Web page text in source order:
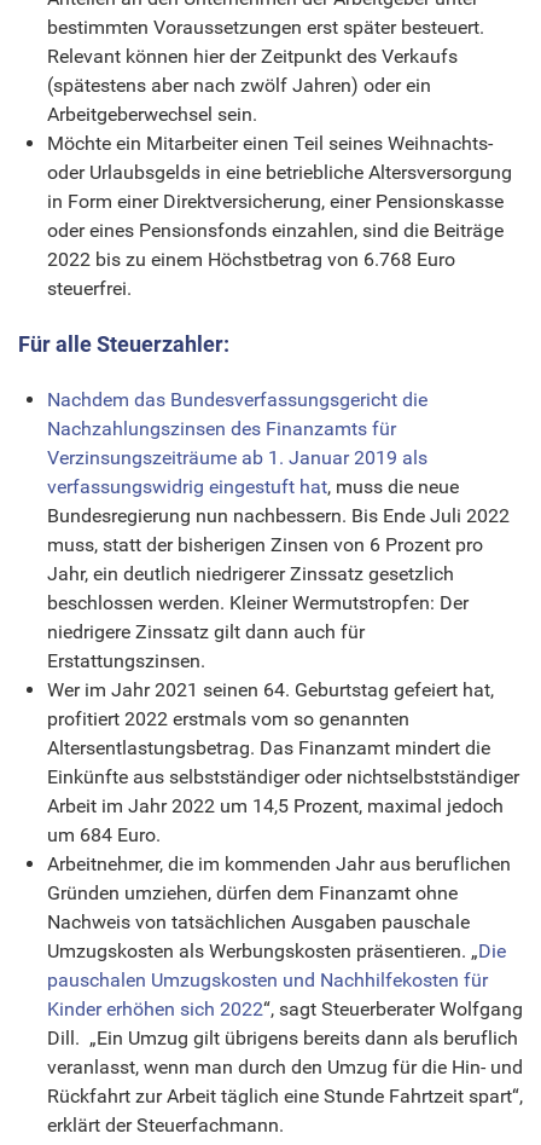
bestimmten Voraussetzungen erst später besteuert.
Relevant können hier der Zeitpunkt des Verkaufs
(spätestens aber nach zwölf Jahren) oder ein
Arbeitgeberwechsel sein.
Möchte ein Mitarbeiter einen Teil seines Weihnachts-
oder Urlaubsgelds in eine betriebliche Altersversorgung
in Form einer Direktversicherung, einer Pensionskasse
oder eines Pensionsfonds einzahlen, sind die Beiträge
2022 bis zu einem Höchstbetrag von 6.768 Euro
steuerfrei.
Für alle Steuerzahler:
Nachdem das Bundesverfassungsgericht die
Nachzahlungszinsen des Finanzamts für
Verzinsungszeiträume ab 1. Januar 2019 als
verfassungswidrig eingestuft hat, muss die neue
Bundesregierung nun nachbessern. Bis Ende Juli 2022
muss, statt der bisherigen Zinsen von 6 Prozent pro
Jahr, ein deutlich niedrigerer Zinssatz gesetzlich
beschlossen werden. Kleiner Wermutstropfen: Der
niedrigere Zinssatz gilt dann auch für
Erstattungszinsen.
Wer im Jahr 2021 seinen 64. Geburtstag gefeiert hat,
profitiert 2022 erstmals vom so genannten
Altersentlastungsbetrag. Das Finanzamt mindert die
Einkünfte aus selbstständiger oder nichtselbstständiger
Arbeit im Jahr 2022 um 14,5 Prozent, maximal jedoch
um 684 Euro.
Arbeitnehmer, die im kommenden Jahr aus beruflichen
Gründen umziehen, dürfen dem Finanzamt ohne
Nachweis von tatsächlichen Ausgaben pauschale
Umzugskosten als Werbungskosten präsentieren. „Die
pauschalen Umzugskosten und Nachhilfekosten für
Kinder erhöhen sich 2022“, sagt Steuerberater Wolfgang
Dill. „Ein Umzug gilt übrigens bereits dann als beruflich
veranlasst, wenn man durch den Umzug für die Hin- und
Rückfahrt zur Arbeit täglich eine Stunde Fahrtzeit spart“,
erklärt der Steuerfachmann.